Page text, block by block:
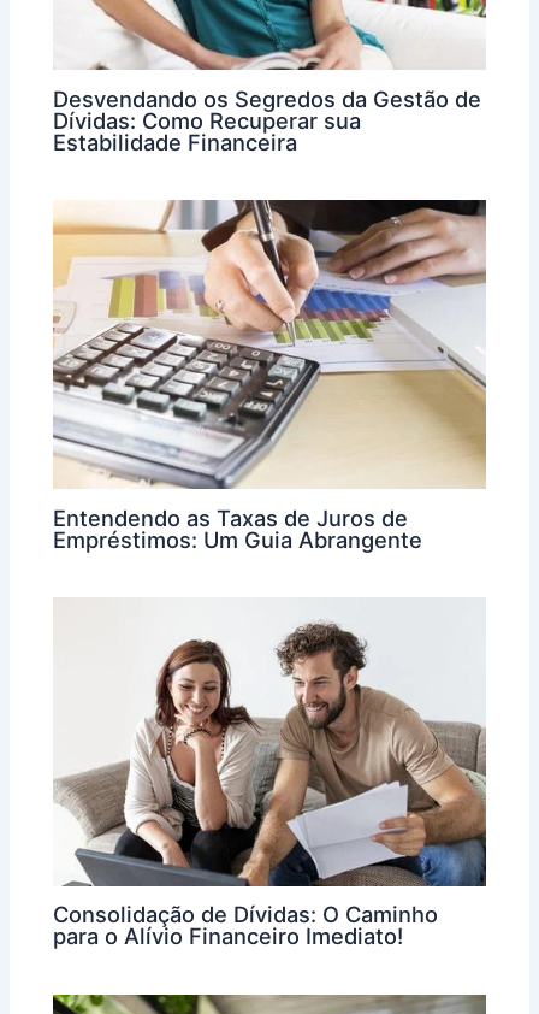
Desvendando os Segredos da Gestão de
Dívidas: Como Recuperar sua
Estabilidade Financeira
Entendendo as Taxas de Juros de
Empréstimos: Um Guia Abrangente
Consolidação de Dívidas: O Caminho
para o Alívio Financeiro Imediato!